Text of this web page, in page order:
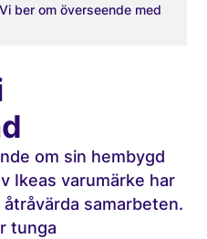
ber om överseende med
om sin hembygd
Ikeas varumärke har
samarbeten.
tunga